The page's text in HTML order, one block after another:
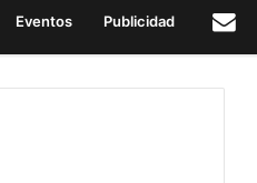
Eventos Publicidad